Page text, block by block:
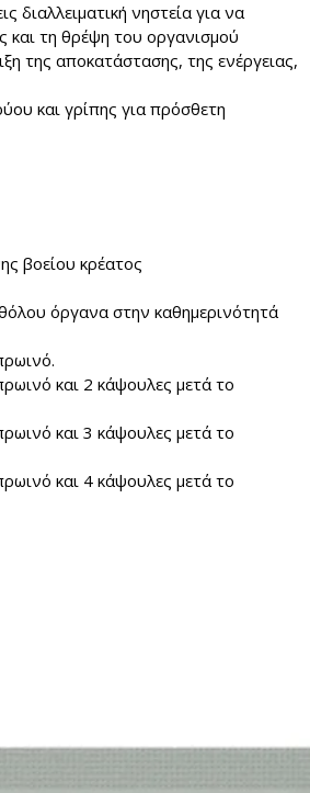
διαλλειματική νηστεία για να
και τη θρέψη του οργανισμού
της αποκατάστασης, της ενέργειας,
και γρίπης για πρόσθετη
βοείου κρέατος
όργανα στην καθημερινότητά
και 2 κάψουλες μετά το
και 3 κάψουλες μετά το
και 4 κάψουλες μετά το